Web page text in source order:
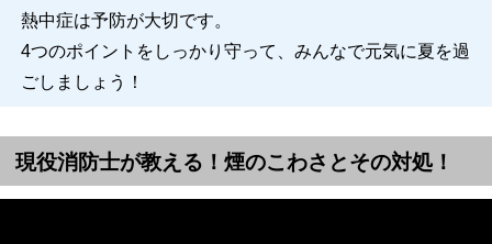
熱中症は予防が大切です。
4つのポイントをしっかり守って、みんなで元気に夏を過
ごしましょう！
現役消防士が教える！煙のこわさとその対処！